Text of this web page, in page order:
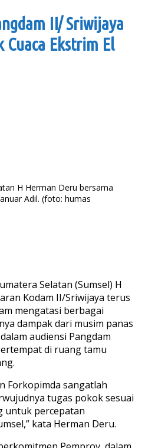
II/ Sriwijaya
Cuaca Ekstrim El
H Herman Deru bersama
Adil. (foto: humas
Selatan (Sumsel) H
Kodam II/Sriwijaya terus
mengatasi berbagai
dampak dari musim panas
audiensi Pangdam
di ruang tamu
Forkopimda sangatlah
tugas pokok sesuai
untuk percepatan
kata Herman Deru.